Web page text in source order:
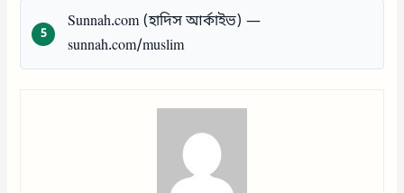
Sunnah.com (হাদিস আর্কাইভ) —
sunnah.com/muslim